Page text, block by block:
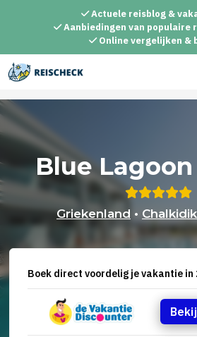
inhoud
Actuele reisblog &
Aanbiedingen van populaire
Online vergelijken &
Blue
Griekenland •
Boek direct voordelig je vakantie in